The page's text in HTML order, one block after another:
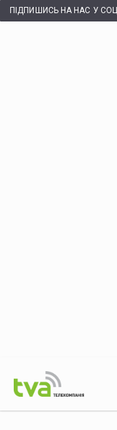
ПІДПИШИСЬ НА НАС У